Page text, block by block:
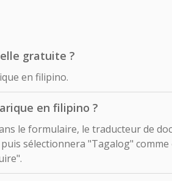
gratuite ?
en filipino.
en filipino ?
le formulaire, le traducteur de
sélectionnera "Tagalog"